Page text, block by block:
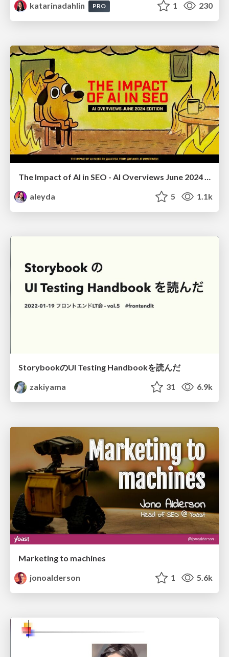
katarinadahlin
PRO 1 230
The Impact of AI in SEO - AI Overviews June 2024 Edition
aleyda
5 1.1k
StorybookのUI Testing Handbookを読んだ
zakiyama
31 6.9k
Marketing to machines
jonoalderson
1 5.6k